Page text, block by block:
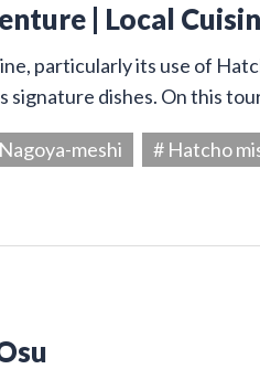
| Local
particularly its use of
signature dishes. On this
meshi # Hatcho